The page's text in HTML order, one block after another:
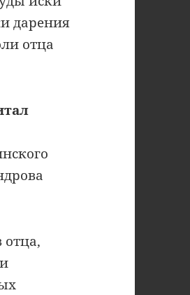
дарения
отца
отца,